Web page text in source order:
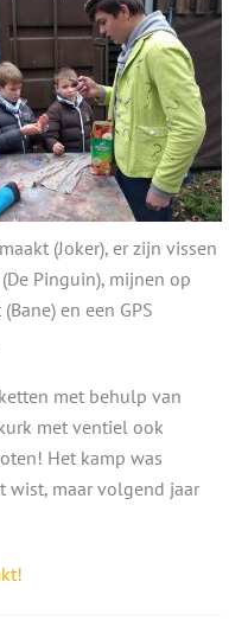
(Joker), er zijn vissen
Pinguin), mijnen op
en een GPS
met behulp van
met ventiel ook
Het kamp was
wist, maar volgend jaar